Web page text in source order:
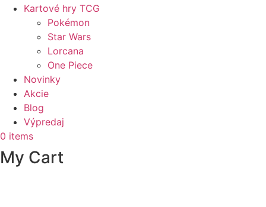
Kartové hry TCG
Pokémon
Star Wars
Lorcana
One Piece
Novinky
Akcie
Blog
Výpredaj
0 items
My Cart